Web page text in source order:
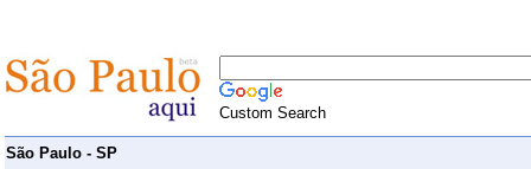
Custom Search
São Paulo - SP